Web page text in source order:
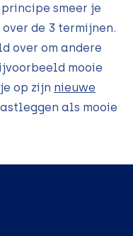
smeer je
de 3 termijnen.
over om andere
mooie
op zijn nieuwe
als mooie